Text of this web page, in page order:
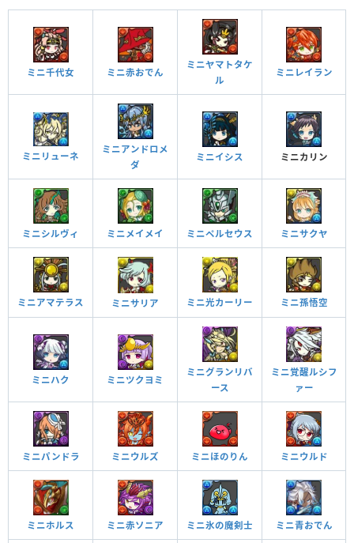
ミニ千代女 ミニ赤おでん
ミニヤマトタケ
ル
ミニレイラン
ミニリューネ
ミニアンドロメ
ダ
ミニイシス ミニカリン
ミニシルヴィ ミニメイメイ ミニペルセウス ミニサクヤ
ミニアマテラス ミニサリア ミニ光カーリー ミニ孫悟空
ミニハク ミニツクヨミ
ミニグランリバ
ース
ミニ覚醒ルシフ
ァー
ミニパンドラ ミニウルズ ミニほのりん ミニウルド
ミニホルス ミニ赤ソニア ミニ氷の魔剣士 ミニ青おでん